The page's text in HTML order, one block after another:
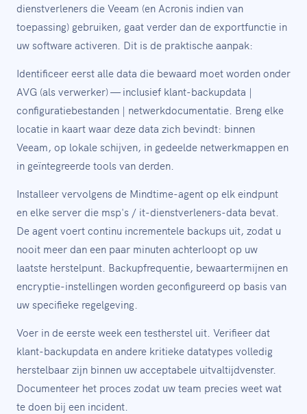
dienstverleners die Veeam (en Acronis indien van
toepassing) gebruiken, gaat verder dan de exportfunctie in
uw software activeren. Dit is de praktische aanpak:
Identificeer eerst alle data die bewaard moet worden onder
AVG (als verwerker) — inclusief klant-backupdata |
configuratiebestanden | netwerkdocumentatie. Breng elke
locatie in kaart waar deze data zich bevindt: binnen
Veeam, op lokale schijven, in gedeelde netwerkmappen en
in geïntegreerde tools van derden.
Installeer vervolgens de Mindtime-agent op elk eindpunt
en elke server die msp's / it-dienstverleners-data bevat.
De agent voert continu incrementele backups uit, zodat u
nooit meer dan een paar minuten achterloopt op uw
laatste herstelpunt. Backupfrequentie, bewaartermijnen en
encryptie-instellingen worden geconfigureerd op basis van
uw specifieke regelgeving.
Voer in de eerste week een testherstel uit. Verifieer dat
klant-backupdata en andere kritieke datatypes volledig
herstelbaar zijn binnen uw acceptabele uitvaltijdvenster.
Documenteer het proces zodat uw team precies weet wat
te doen bij een incident.